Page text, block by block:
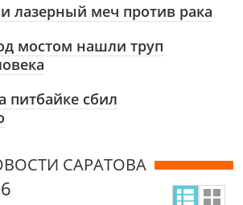
лазерный меч против рака
мостом нашли труп
питбайке сбил
САРАТОВА